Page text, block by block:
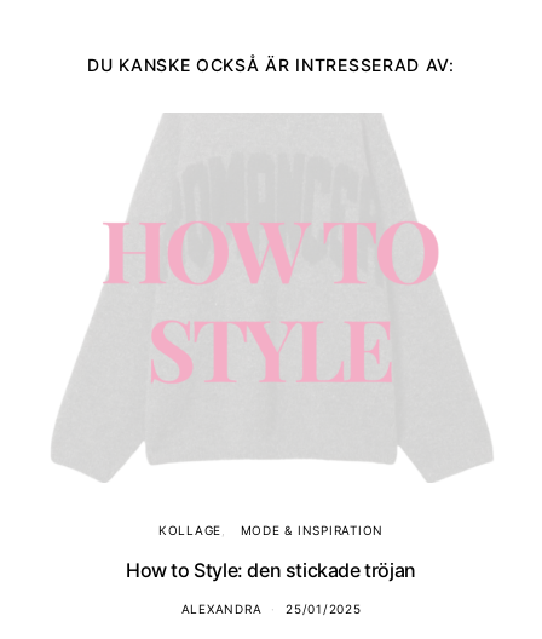
DU KANSKE OCKSÅ ÄR INTRESSERAD AV:
KOLLAGE MODE & INSPIRATION
How to Style: den stickade tröjan
ALEXANDRA 25/01/2025